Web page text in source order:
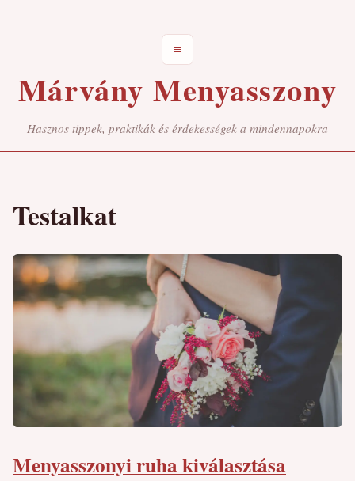
≡
Márvány Menyasszony
Hasznos tippek, praktikák és érdekességek a mindennapokra
Testalkat
Menyasszonyi ruha kiválasztása